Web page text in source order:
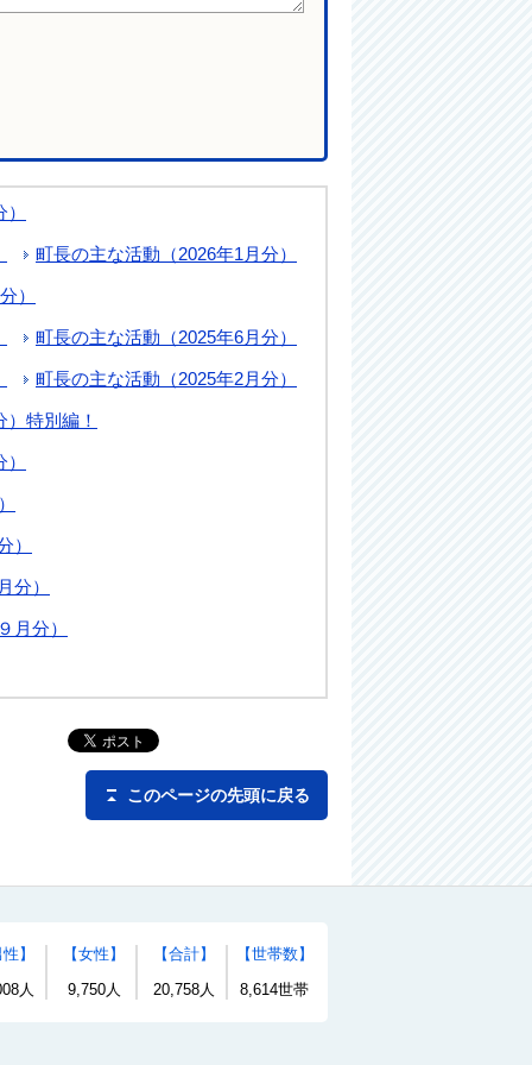
町長の主な活動（2026年1月分）
）
町長の主な活動（2025年6月分）
町長の主な活動（2025年2月分）
特別編！
）
分）
月分）
このページの先頭に戻る